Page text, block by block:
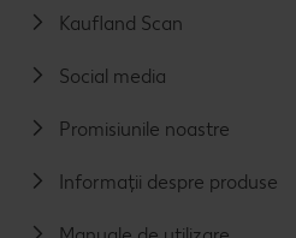
Kaufland Scan
Social media
Promisiunile noastre
Informații despre produse